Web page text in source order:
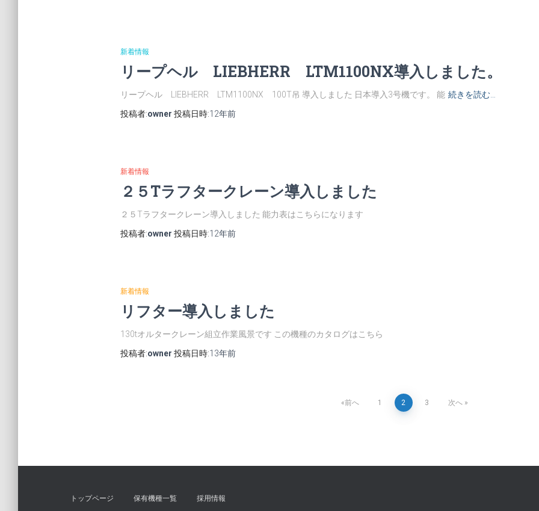
新着情報
リープヘル LIEBHERR LTM1100NX導入しました。
リープヘル LIEBHERR LTM1100NX 100T吊 導入しました 日本導入3号機です。 能 続きを読む…
投稿者:owner 投稿日時:12年前
新着情報
２５Tラフタークレーン導入しました
２５Tラフタークレーン導入しました 能力表はこちらになります
投稿者:owner 投稿日時:12年前
新着情報
リフター導入しました
130tオルタークレーン組立作業風景です この機種のカタログはこちら
投稿者:owner 投稿日時:13年前
前へ 1 2 3 次へ
トップページ 保有機種一覧 採用情報